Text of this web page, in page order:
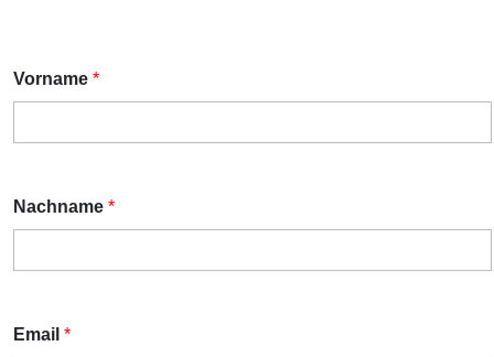
Vorname *
Nachname *
Email *